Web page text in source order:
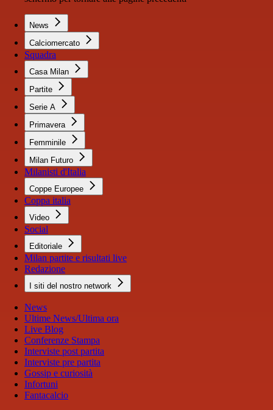
News
Calciomercato
Squadra
Casa Milan
Partite
Serie A
Primavera
Femminile
Milan Futuro
Milanisti d'Italia
Coppe Europee
Coppa italia
Video
Social
Editoriale
Milan partite e risultati live
Redazione
I siti del nostro network
News
Ultime News/Ultima ora
Live Blog
Conferenze Stampa
Interviste post partita
Interviste pre partita
Gossip e curiosità
Infortuni
Fantacalcio